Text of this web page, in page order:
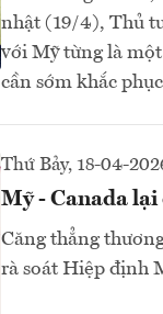
nhật (19/4), Thủ
với Mỹ từng là
cần sớm khắc
Thứ Bảy, 18-04-
Mỹ - Canada
Căng thẳng
rà soát Hiệp định